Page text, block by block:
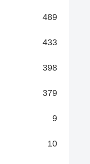
489
433
398
379
9
10